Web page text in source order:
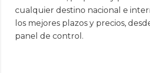
cualquier destino nacional e
los mejores plazos y precios,
panel de control.